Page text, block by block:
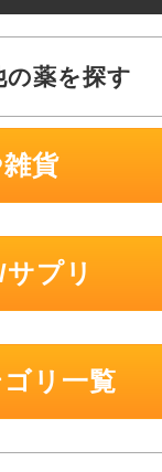
の薬を探す
貨
プリ
リ一覧